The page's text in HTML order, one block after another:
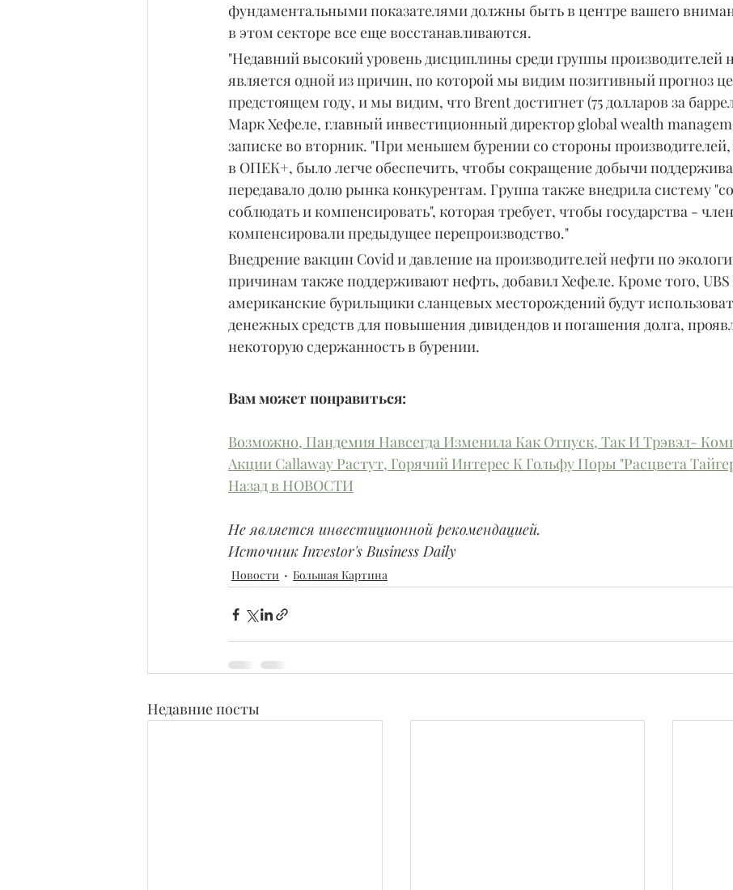
фундаментальными показателями должны быть в центре вашего
в этом секторе все еще восстанавливаются.
"Недавний высокий уровень дисциплины среди группы производителей
является одной из причин, по которой мы видим позитивный прогноз
предстоящем году, и мы видим, что Brent достигнет (75 долларов за
Марк Хефеле, главный инвестиционный директор global wealth
записке во вторник. "При меньшем бурении со стороны
в ОПЕК+, было легче обеспечить, чтобы сокращение добычи
передавало долю рынка конкурентам. Группа также внедрила систему
соблюдать и компенсировать", которая требует, чтобы государства -
компенсировали предыдущее перепроизводство."
Внедрение вакцин Covid и давление на производителей нефти по
причинам также поддерживают нефть, добавил Хефеле. Кроме того,
американские бурильщики сланцевых месторождений будут
денежных средств для повышения дивидендов и погашения долга,
некоторую сдержанность в бурении.
Вам может понравиться:
Возможно, Пандемия Навсегда Изменила Как Отпуск, Так И Трэвэл-
Акции Callaway Растут, Горячий Интерес К Гольфу Поры "Расцвета
Назад в НОВОСТИ
Не является инвестиционной рекомендацией.
Источник Investor's Business Daily
Новости Большая Картина
Недавние посты